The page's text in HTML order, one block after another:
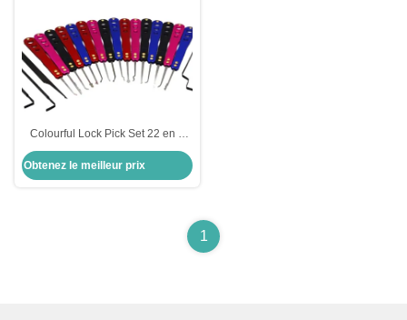
Colourful Lock Pick Set 22 en 1
Oxydation d'alliage d'aluminium
Kit de serrure automatique
Obtenez le meilleur prix
1